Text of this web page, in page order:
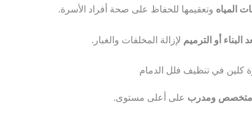
المياه وتعقيمها للحفاظ على صحة أفراد الأسرة.
البناء أو الترميم لإزالة المخلفات والغبار.
كلين في تنظيف فلل الدمام
متخصص ومدرب على أعلى مستوى.